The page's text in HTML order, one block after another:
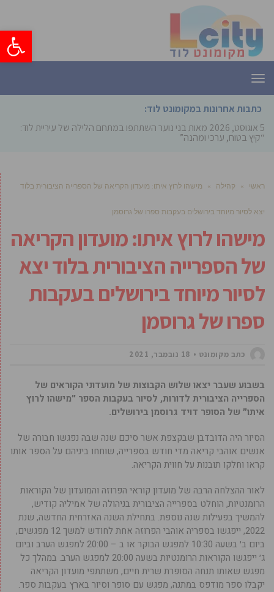
פתח
תפריט
כתבות אחרונות במקומונט לוד:
5 אוגוסט, 2026
מאות בני נוער השתתפו במתחם הלילה של עיריית לוד:
“קיץ בטוח, ערכי ומהנה”
ראשי » קהילה » מישהו לרוץ איתו: מועדון הקריאה של הספרייה הציבורית בלוד
יצא לסיור מיוחד בירושלים בעקבות ספרו של גרוסמן
מישהו לרוץ איתו: מועדון הקריאה
של הספרייה הציבורית בלוד יצא
לסיור מיוחד בירושלים בעקבות
ספרו של גרוסמן
כתב מקומונט 18 נובמבר, 2021
בשבוע שעבר יצאו שלוש הקבוצות של מועדוני הקוראים של
הספרייה הציבורית לדורות, לסיור בעקבות הספר ״מישהו לרוץ
איתו״ של הסופר דויד גרוסמן בירושלים.
הסיור היה הדובדבן שבקצפת אשר סיכם שנה שבה נפגשו חבורה של
אנשים אוהבי קריאה מדי חודש בספרייה, שוחחו ביניהם על הספר אותו
קראו וחלקו תובנות על חווית הקריאה.
לאור ההצלחה הרבה של מועדון קוראי הפרוזה והמועדון של הקוראות
הרומנטיות, הוחלט בספרייה הציבורית בניהולה של אמיליה קודיש,
להמשיך בפעילות שנה נוספת. בתחילת השנה האזרחית החדשה, שנת
2022, ייפגשו בספריה אוהבי הפרוזה אחת לחודש למשך 12 מפגשים,
ביום ב׳ בשעה 10:30 למפגש הבוקר או ב – 20:00 למפגש הערב וביום
ג׳ ייפגשו הקוראות הרומנטיות בשעה 20:00 למפגש הערב. במהלך כל
מפגש שאותו תנחה הסופרת שרית חיים, משתתפי מועדון הקריאה
יקבלו ספר מודפס במתנה, מפגש עם סופר וסיור בארץ בעקבות ספר.